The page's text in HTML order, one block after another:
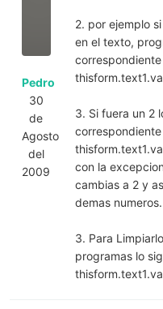
Pedro
30
de
Agosto
del
2009
2. por ejemplo
en el texto,
3. Si fuera un 2
con la
cambias a 2 y
demas numeros.
3. Para
programas lo